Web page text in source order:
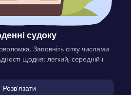
судоку
Заповніть сітку числами
щодня: легкий, середній і
Розвʼязати